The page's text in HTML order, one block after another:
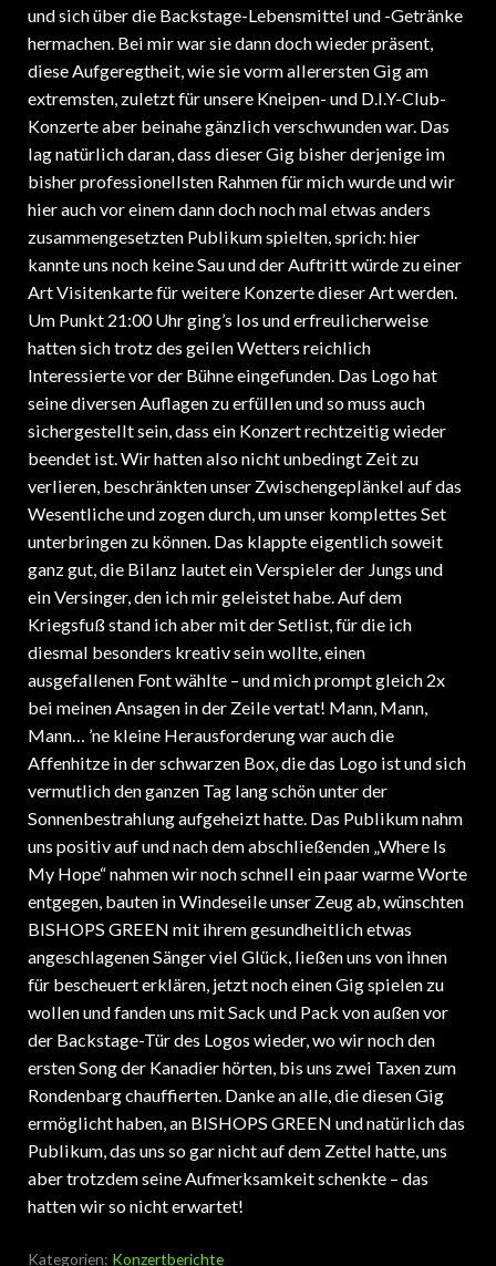
und sich über die Backstage-Lebensmittel und -Getränke
hermachen. Bei mir war sie dann doch wieder präsent,
diese Aufgeregtheit, wie sie vorm allerersten Gig am
extremsten, zuletzt für unsere Kneipen- und D.I.Y-Club-
Konzerte aber beinahe gänzlich verschwunden war. Das
lag natürlich daran, dass dieser Gig bisher derjenige im
bisher professionellsten Rahmen für mich wurde und wir
hier auch vor einem dann doch noch mal etwas anders
zusammengesetzten Publikum spielten, sprich: hier
kannte uns noch keine Sau und der Auftritt würde zu einer
Art Visitenkarte für weitere Konzerte dieser Art werden.
Um Punkt 21:00 Uhr ging’s los und erfreulicherweise
hatten sich trotz des geilen Wetters reichlich
Interessierte vor der Bühne eingefunden. Das Logo hat
seine diversen Auflagen zu erfüllen und so muss auch
sichergestellt sein, dass ein Konzert rechtzeitig wieder
beendet ist. Wir hatten also nicht unbedingt Zeit zu
verlieren, beschränkten unser Zwischengeplänkel auf das
Wesentliche und zogen durch, um unser komplettes Set
unterbringen zu können. Das klappte eigentlich soweit
ganz gut, die Bilanz lautet ein Verspieler der Jungs und
ein Versinger, den ich mir geleistet habe. Auf dem
Kriegsfuß stand ich aber mit der Setlist, für die ich
diesmal besonders kreativ sein wollte, einen
ausgefallenen Font wählte – und mich prompt gleich 2x
bei meinen Ansagen in der Zeile vertat! Mann, Mann,
Mann… ’ne kleine Herausforderung war auch die
Affenhitze in der schwarzen Box, die das Logo ist und sich
vermutlich den ganzen Tag lang schön unter der
Sonnenbestrahlung aufgeheizt hatte. Das Publikum nahm
uns positiv auf und nach dem abschließenden „Where Is
My Hope“ nahmen wir noch schnell ein paar warme Worte
entgegen, bauten in Windeseile unser Zeug ab, wünschten
BISHOPS GREEN mit ihrem gesundheitlich etwas
angeschlagenen Sänger viel Glück, ließen uns von ihnen
für bescheuert erklären, jetzt noch einen Gig spielen zu
wollen und fanden uns mit Sack und Pack von außen vor
der Backstage-Tür des Logos wieder, wo wir noch den
ersten Song der Kanadier hörten, bis uns zwei Taxen zum
Rondenbarg chauffierten. Danke an alle, die diesen Gig
ermöglicht haben, an BISHOPS GREEN und natürlich das
Publikum, das uns so gar nicht auf dem Zettel hatte, uns
aber trotzdem seine Aufmerksamkeit schenkte – das
hatten wir so nicht erwartet!
Kategorien: Konzertberichte